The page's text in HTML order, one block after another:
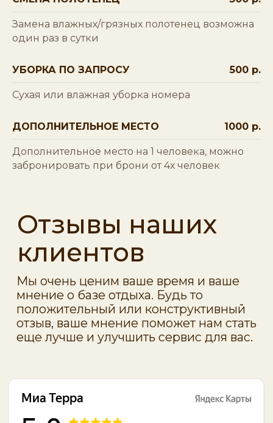
Замена влажных/грязных полотенец возможна
один раз в сутки
УБОРКА ПО ЗАПРОСУ 500 р.
Сухая или влажная уборка номера
ДОПОЛНИТЕЛЬНОЕ МЕСТО 1000 р.
Дополнительное место на 1 человека, можно
забронировать при брони от 4х человек